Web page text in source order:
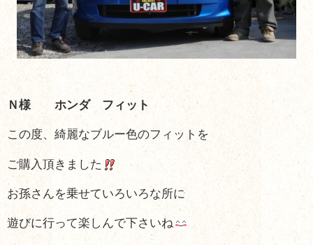
Ｎ様 ホンダ フィット
この度、綺麗なブルー色のフィットを
ご購入頂きました
お孫さんを乗せていろいろな所に
遊びに行って楽しんで下さいね